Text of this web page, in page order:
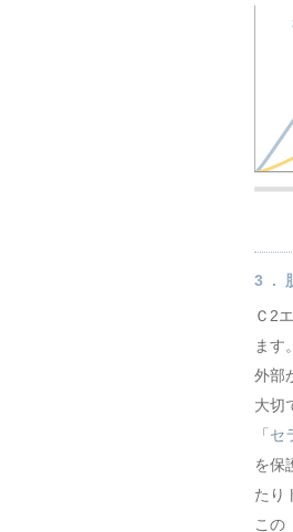
3 .
Ｃ2
ます。
外部
大切
「 セ
を保
たり
この